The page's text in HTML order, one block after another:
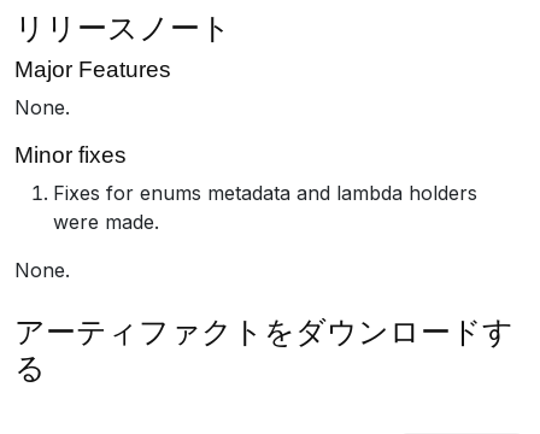
リリースノート
Major Features
None.
Minor fixes
Fixes for enums metadata and lambda holders
were made.
None.
アーティファクトをダウンロードす
る